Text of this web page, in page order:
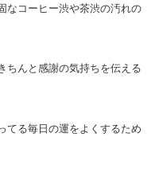
なコーヒー渋や茶渋の汚れの
ちんと感謝の気持ちを伝える
てる毎日の運をよくするため